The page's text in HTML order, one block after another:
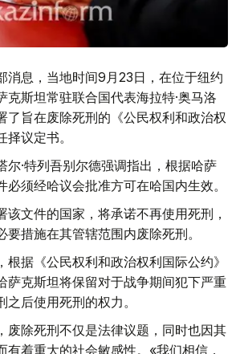
消息，当地时间9月23日，在位于纽约
克斯坦常驻联合国代表海拉特·奥马洛
了旨在废除死刑的《公民权利和政治权
议定书。
尔·特列吾别尔德强调指出，根据哈萨
必须经哈议会批准方可在哈国内生效。
该文件的国家，将承诺不再使用死刑，
措施在其管辖范围内废除死刑。
根据《公民权利和政治权利国际公约》
萨克斯坦将保留对于战争期间犯下严重
后使用死刑的权力。
废除死刑不仅是法律议题，同时也因其
有着重大的社会敏感性。«我们相信，